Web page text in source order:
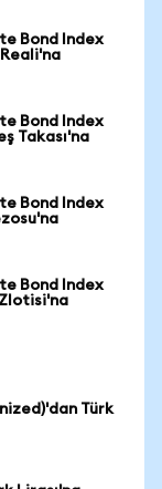
Bond Index
Bond Index
Takası'na
Bond Index
Bond Index
Türk